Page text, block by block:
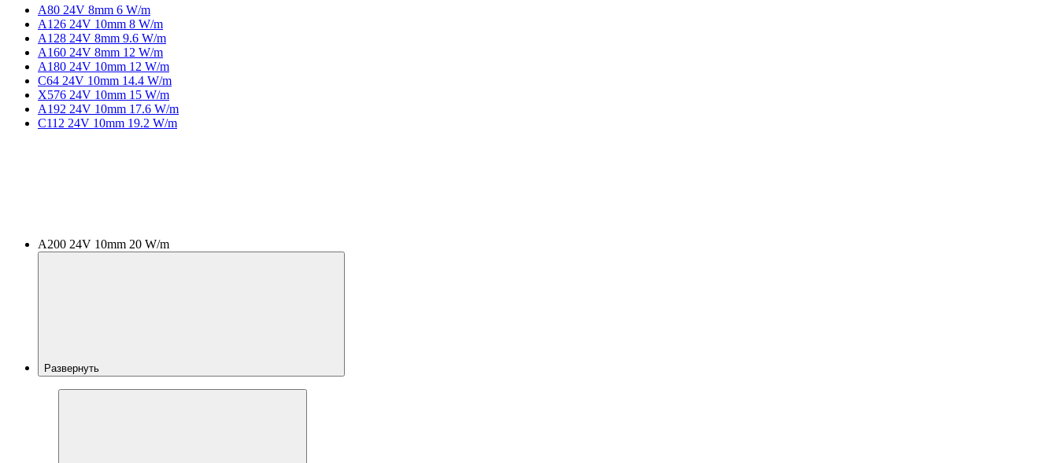
A80 24V 8mm 6 W/m
A126 24V 10mm 8 W/m
A128 24V 8mm 9.6 W/m
A160 24V 8mm 12 W/m
A180 24V 10mm 12 W/m
C64 24V 10mm 14.4 W/m
X576 24V 10mm 15 W/m
A192 24V 10mm 17.6 W/m
C112 24V 10mm 19.2 W/m
A200 24V 10mm 20 W/m
Развернуть